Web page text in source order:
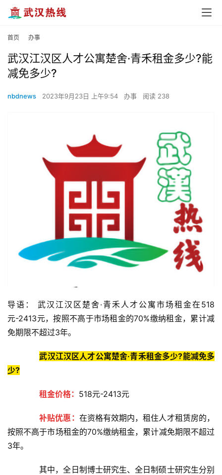
首页 办事
武汉江汉区人才公寓楚舍·青禾租金多少?能
减免多少?
nbdnews 2023年9月23日 上午9:54 办事 阅读 238
导语： 武汉江汉区楚舍·青禾人才公寓市场租金在518
元-2413元，按照不高于市场租金的70%缴纳租金，累计减
免期限不超过3年。
武汉江汉区人才公寓楚舍·青禾租金多少?能减免多
少?
租金价格： 518元-2413元
补贴优惠： 在资格有效期内，租住人才租赁房的，
按照不高于市场租金的70%缴纳租金，累计减免期限不超过
3年。
其中，全日制博士研究生、全日制硕士研究生分别